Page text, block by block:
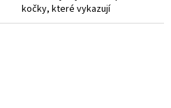
kočky, které vykazují
známky citlivosti na některé